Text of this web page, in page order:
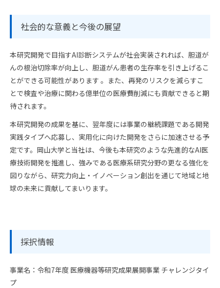
社会的な意義と今後の展望
本研究開発で目指すAI診断システムが社会実装されれば、胆道が
んの根治切除率が向上し、胆道がん患者の生存率を引き上げるこ
とができる可能性があります 。また、再発のリスクを減らすこ
とで検査や治療に関わる億単位の医療費削減にも貢献できると期
待されます。
本研究開発の成果を基に、翌年度には事業の継続課題である開発
実践タイプへ応募し、実用化に向けた開発をさらに加速させる予
定です。岡山大学と当社は、今後も本研究のような先進的なAI医
療技術開発を推進し、強みである医療系研究分野の更なる強化を
図りながら、研究力向上・イノベーション創出を通じて地域と地
球の未来に貢献してまいります。
採択情報
事業名：令和7年度 医療機器等研究成果展開事業 チャレンジタイ
プ